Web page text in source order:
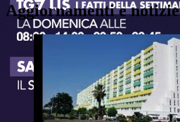
Aggiornamenti e notizie